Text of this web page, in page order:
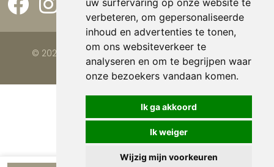
uw surfervaring op onze website te
verbeteren, om gepersonaliseerde
inhoud en advertenties te tonen,
om ons websiteverkeer te
analyseren en om te begrijpen waar
onze bezoekers vandaan komen.
Ik ga akkoord
Ik weiger
Wijzig mijn voorkeuren
© 2026 Viva la Casa |Website door FalcoTravel